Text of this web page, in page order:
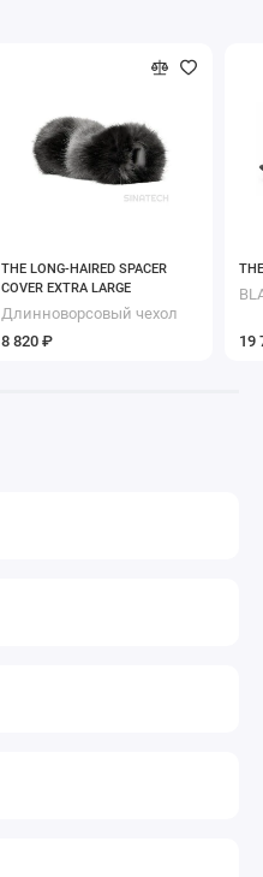
THE LONG-HAIRED SPACER
COVER EXTRA LARGE
Длинноворсовый чехол
для ветрозащиты THE
SPACER BUBBLE
8 820 ₽ 19